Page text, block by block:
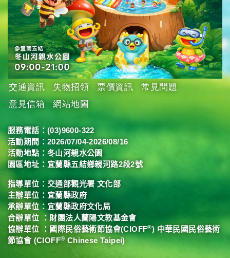
交通資訊 失物招領 票價資訊
常見問題
意見信箱
網站地圖
服務電話： (03)9600-322
活動期間：2026/07/04-2026/08/16
活動地點：冬山河親水公園
園區地址： 宜蘭縣五結鄉親河路2段2號
指導單位： 交通部觀光署 文化部
主辦單位： 宜蘭縣政府
承辦單位： 宜蘭縣政府文化局
合辦單位 ：財團法人蘭陽文教基金會
協辦單位 ：國際民俗藝術節協會(CIOFF®) 中華民國民俗藝術
節協會 (CIOFF® Chinese Taipei)